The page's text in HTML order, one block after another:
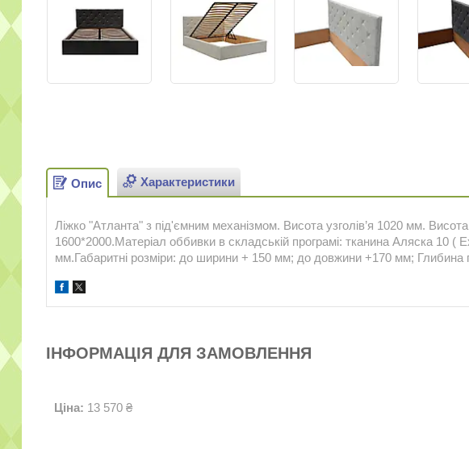
Опис Характеристики
Ліжко "Атланта" з під'ємним механізмом. Висота узголів’я 1020 мм.
1600*2000.Матеріал оббивки в складській програмі: тканина Аляска 10 (
мм.Габаритні розміри: до ширини + 150 мм; до довжини +170 мм;
ІНФОРМАЦІЯ ДЛЯ ЗАМОВЛЕННЯ
Ціна: 13 570 ₴